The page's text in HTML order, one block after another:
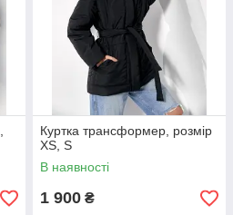
Куртка трансформер, розмір
XS, S
В наявності
1 900 ₴